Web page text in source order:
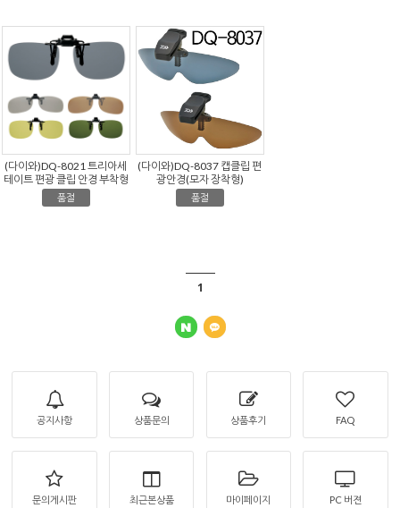
(다이와)DQ-8021 트리아세
테이트 편광 클립 안경 부착형
품절
(다이와)DQ-8037 캡클립 편
광안경(모자 장착형)
품절
1
공지사항 상품문의 상품후기 FAQ
문의게시판 최근본상품 마이페이지 PC 버젼